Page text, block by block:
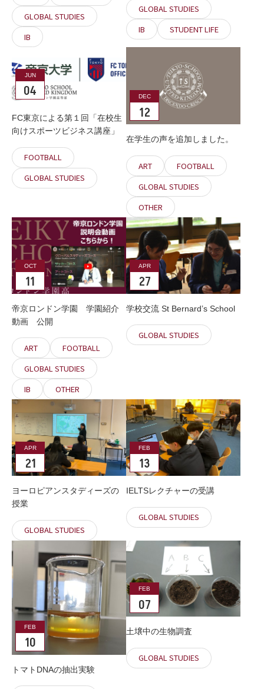
GLOBAL STUDIES
IB
GLOBAL STUDIES
IB
STUDENT LIFE
JUN
04
FC東京による第１回「在校生
向けスポーツビジネス講座」
FOOTBALL
GLOBAL STUDIES
DEC
12
在学生の声を追加しました。
ART
FOOTBALL
GLOBAL STUDIES
OTHER
OCT
11
帝京ロンドン学園 学園紹介
動画 公開
ART
FOOTBALL
GLOBAL STUDIES
IB
OTHER
APR
27
学校交流 St Bernard’s School
GLOBAL STUDIES
APR
21
ヨーロピアンスタディーズの
授業
GLOBAL STUDIES
FEB
13
IELTSレクチャーの受講
GLOBAL STUDIES
FEB
10
トマトDNAの抽出実験
FEB
07
土壌中の生物調査
GLOBAL STUDIES